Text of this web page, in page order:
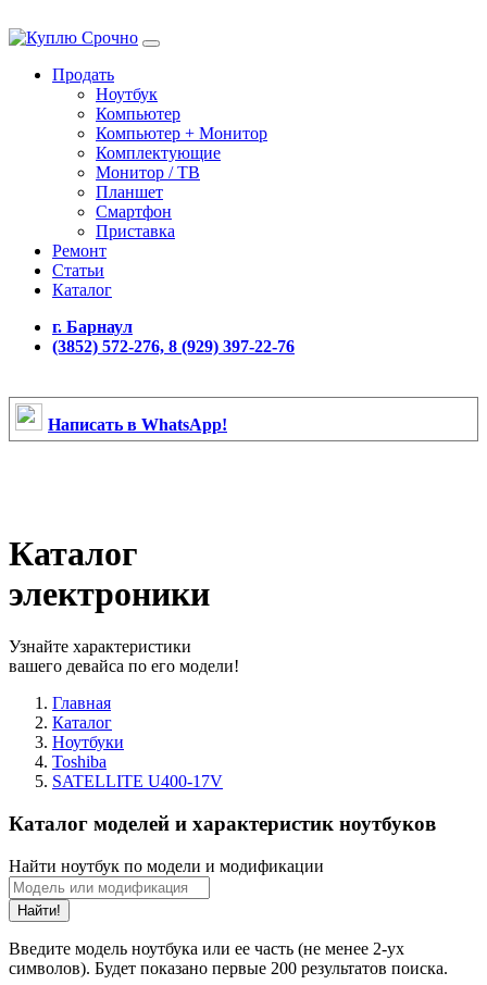
Продать
Ноутбук
Компьютер
Компьютер + Монитор
Комплектующие
Монитор / ТВ
Планшет
Смартфон
Приставка
Ремонт
Статьи
Каталог
г. Барнаул
(3852) 572-276, 8 (929) 397-22-76
Написать в WhatsApp!
Каталог
электроники
Узнайте характеристики
вашего девайса по его модели!
Главная
Каталог
Ноутбуки
Toshiba
SATELLITE U400-17V
Каталог моделей и характеристик ноутбуков
Найти ноутбук по модели и модификации
Найти!
Введите модель ноутбука или ее часть (не менее 2-ух
символов). Будет показано первые 200 результатов поиска.